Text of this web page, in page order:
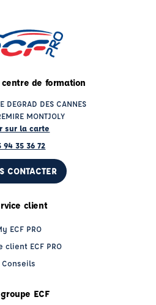
centre de formation
DEGRAD DES CANNES
MONTJOLY
sur la carte
94 35 36 72
CONTACTER
client
ECF PRO
client ECF PRO
Conseils
ECF